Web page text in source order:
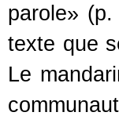
parole»
texte que
Le